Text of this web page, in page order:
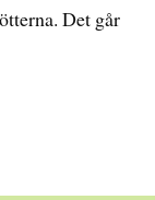
Det går